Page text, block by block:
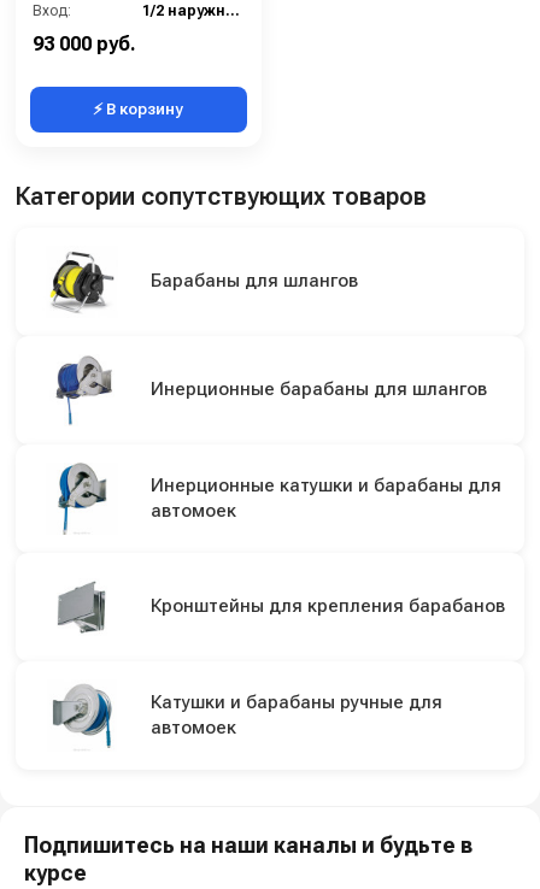
Вход:
1/2 наружняя резьба
93 000 руб.
⚡ В корзину
Категории сопутствующих товаров
Барабаны для шлангов
Инерционные барабаны для шлангов
Инерционные катушки и барабаны для
автомоек
Кронштейны для крепления барабанов
Катушки и барабаны ручные для
автомоек
Подпишитесь на наши каналы и будьте в
курсе